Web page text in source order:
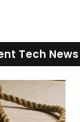
Tech News